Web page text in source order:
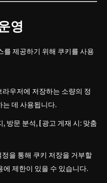
영
제공하기 위해 쿠키를 사용
우저에 저장하는 소량의 정
는 데 사용됩니다.
방문 분석, [광고 게재 시: 맞춤
을 통해 쿠키 저장을 거부할
에 제한이 있을 수 있습니다.